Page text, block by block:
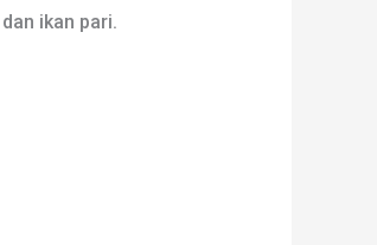
ikan pari.